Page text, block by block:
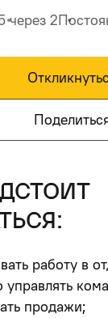
через 2
работу в
продажи;